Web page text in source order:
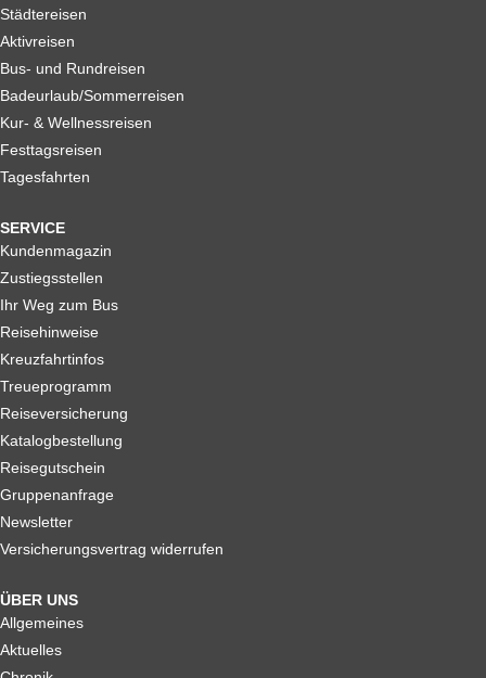
Städtereisen
Aktivreisen
Bus- und Rundreisen
Badeurlaub/Sommerreisen
Kur- & Wellnessreisen
Festtagsreisen
Tagesfahrten
SERVICE
Kundenmagazin
Zustiegsstellen
Ihr Weg zum Bus
Reisehinweise
Kreuzfahrtinfos
Treueprogramm
Reiseversicherung
Katalogbestellung
Reisegutschein
Gruppenanfrage
Newsletter
Versicherungsvertrag widerrufen
ÜBER UNS
Allgemeines
Aktuelles